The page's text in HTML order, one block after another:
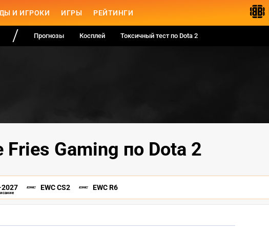
И ИГРОКИ ИГРЫ РЕЙТИНГИ
Прогнозы Косплей Токсичный тест по Dota 2
Gaming по Dota 2
EWC CS2 EWC R6